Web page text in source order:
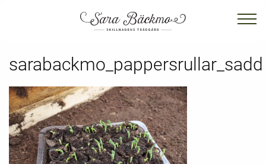
sarabackmo_pappersrullar_sadd